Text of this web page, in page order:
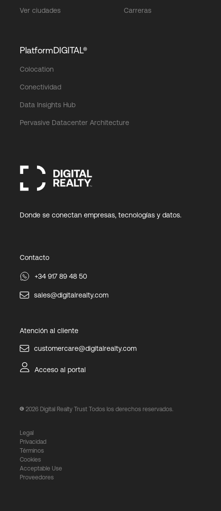
Ver ciudades Carreras
PlatformDIGITAL®
Colocation
Conectividad
Data Insights Hub
Pervasive Datacenter Architecture
Donde se conectan empresas, tecnologías y datos.
Contacto
+34 917 89 48 50
sales@digitalrealty.com
Atención al cliente
customercare@digitalrealty.com
Acceso al portal
2026 Digital Realty Trust Todos los derechos reservados.
Legal
Privacidad
Términos
Cookies
Acceptable Use
Proveedores